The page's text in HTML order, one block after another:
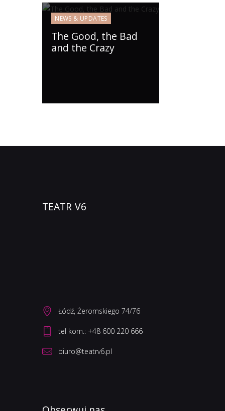
NEWS & UPDATES
The Good, the Bad
and the Crazy
TEATR V6
Łódź, Żeromskiego 74/76
biuro@teatrv6.pl